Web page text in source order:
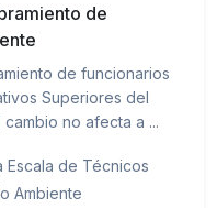
de
de funcionarios
Superiores del
no afecta a ...
Escala de Técnicos
Ambiente